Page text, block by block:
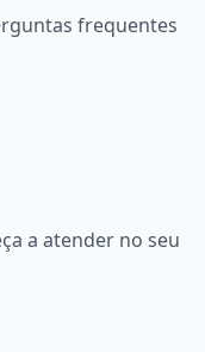
frequentes
a atender no seu